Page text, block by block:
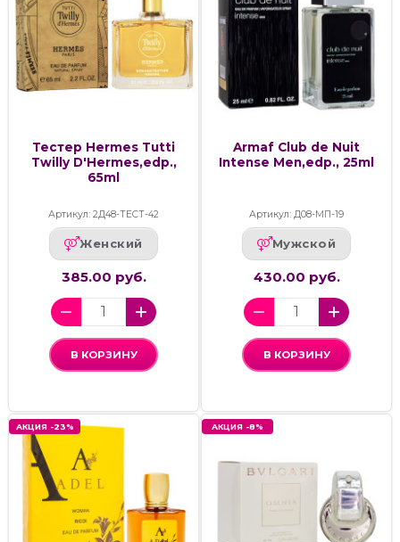
Тестер Hermes Tutti
Twilly D'Hermes,edp.,
65ml
Артикул: 2Д48-ТЕСТ-42
Женский
385.00 руб.
В КОРЗИНУ
Armaf Club de Nuit
Intense Men,edp., 25ml
Артикул: Д08-МП-19
Мужской
430.00 руб.
В КОРЗИНУ
АКЦИЯ -23% АКЦИЯ -8%